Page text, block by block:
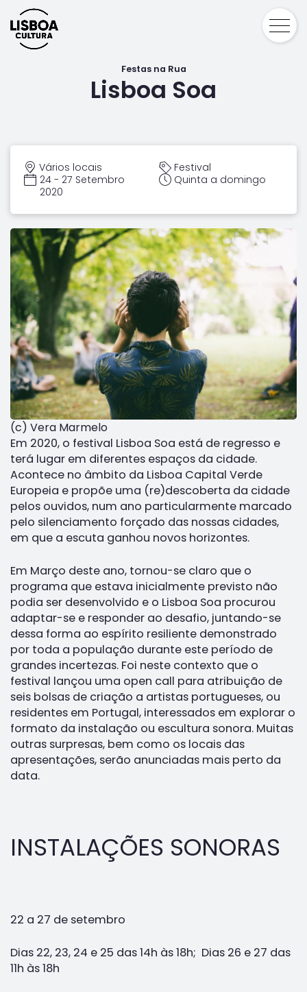
Festas na Rua
Lisboa Soa
Vários locais
Festival
24 - 27 Setembro
2020
Quinta a domingo
Em 2020, o festival Lisboa Soa está de regresso e
terá lugar em diferentes espaços da cidade.
Acontece no âmbito da Lisboa Capital Verde
Europeia e propõe uma (re)descoberta da cidade
pelos ouvidos, num ano particularmente marcado
pelo silenciamento forçado das nossas cidades,
em que a escuta ganhou novos horizontes.
Em Março deste ano, tornou-se claro que o
programa que estava inicialmente previsto não
podia ser desenvolvido e o Lisboa Soa procurou
adaptar-se e responder ao desafio, juntando-se
dessa forma ao espírito resiliente demonstrado
por toda a população durante este período de
grandes incertezas. Foi neste contexto que o
festival lançou uma open call para atribuição de
seis bolsas de criação a artistas portugueses, ou
residentes em Portugal, interessados em explorar o
formato da instalação ou escultura sonora. Muitas
outras surpresas, bem como os locais das
apresentações, serão anunciadas mais perto da
data.
INSTALAÇÕES SONORAS
22 a 27 de setembro
Dias 22, 23, 24 e 25 das 14h às 18h; Dias 26 e 27 das
11h às 18h
(c) Vera Marmelo